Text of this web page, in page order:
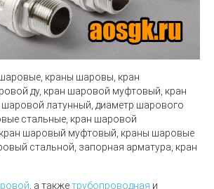
краны шаровы, кран
ду, кран шаровой муфтовый, кран
латунный, диаметр шарового
стальные, кран шаровой
шаровый муфтовый, краны шаровые
стальной, запорная арматура, кран
, а такжетрубопроводная и